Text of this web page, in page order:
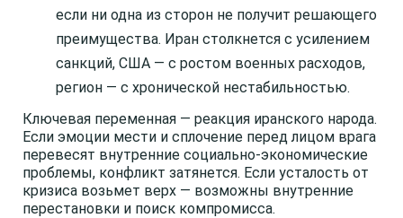
если ни одна из сторон не получит решающего
преимущества. Иран столкнется с усилением
санкций, США — с ростом военных расходов,
регион — с хронической нестабильностью.
Ключевая переменная — реакция иранского народа.
Если эмоции мести и сплочение перед лицом врага
перевесят внутренние социально-экономические
проблемы, конфликт затянется. Если усталость от
кризиса возьмет верх — возможны внутренние
перестановки и поиск компромисса.